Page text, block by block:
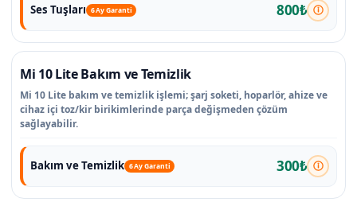
Ses Tuşları 6 Ay Garanti 800₺
Mi 10 Lite Bakım ve Temizlik
Mi 10 Lite bakım ve temizlik işlemi; şarj soketi, hoparlör, ahize ve
cihaz içi toz/kir birikimlerinde parça değişmeden çözüm
sağlayabilir.
Bakım ve Temizlik 6 Ay Garanti 300₺